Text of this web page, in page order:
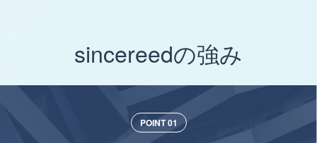
sincereedの強み
POINT 01